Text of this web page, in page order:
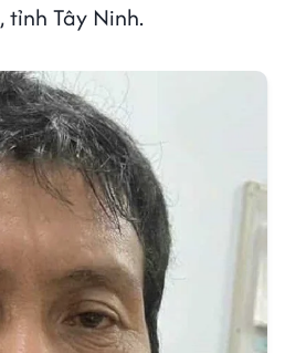
tỉnh Tây Ninh.